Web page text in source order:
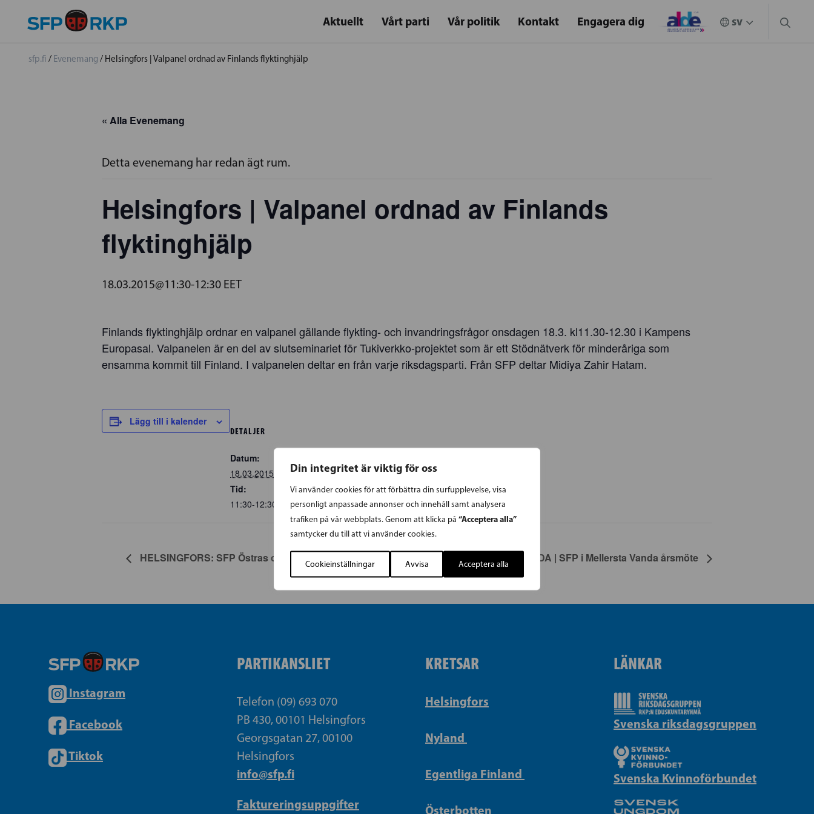
Din integritet är viktig för oss
Vi använder cookies för att förbättra din surfupplevelse, visa
personligt anpassade annonser och innehåll samt analysera
trafiken på vår webbplats. Genom att klicka på “Acceptera alla”
samtycker du till att vi använder cookies.
Cookieinställningar Avvisa Acceptera alla
Aktuellt Vårt parti Vår politik Kontakt Engagera dig
sfp.fi / Evenemang / Helsingfors | Valpanel ordnad av Finlands flyktinghjälp
« Alla Evenemang
Detta evenemang har redan ägt rum.
Helsingfors | Valpanel ordnad av Finlands
flyktinghjälp
18.03.2015@11:30-12:30 EET
Finlands flyktinghjälp ordnar en valpanel gällande flykting- och invandringsfrågor onsdagen 18.3. kl11.30-12.30 i Kampens
Europasal. Valpanelen är en del av slutseminariet för Tukiverkko-projektet som är ett Stödnätverk för minderåriga som
ensamma kommit till Finland. I valpanelen deltar en från varje riksdagsparti. Från SFP deltar Midiya Zahir Hatam.
Lägg till i kalender
DETALJER
Datum:
18.03.2015
Tid:
11:30-12:30
EET
HELSINGFORS: SFP Östras och SFP i Sydöstra Helsingfors årsmöte VANDA | SFP i Mellersta Vanda årsmöte
Instagram
Facebook
Tiktok
PARTIKANSLIET
Telefon (09) 693 070
PB 430, 00101 Helsingfors
Georgsgatan 27, 00100
Helsingfors
info@sfp.fi
Faktureringsuppgifter
KRETSAR
Helsingfors
Nyland
Egentliga Finland
Österbotten
LÄNKAR
Svenska riksdagsgruppen
Svenska Kvinnoförbundet